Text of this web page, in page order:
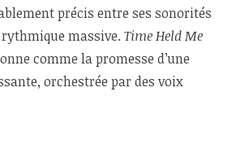
précis entre ses sonorités
rythmique massive.Time Held Me
comme la promesse d’une
orchestrée par des voix